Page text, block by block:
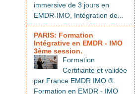
immersive de 3 jours en
EMDR-IMO, Intégration de...
PARIS: Formation
Intégrative en EMDR - IMO
3ème session.
Formation
Certifiante et validée
par France EMDR IMO ®.
Formation en EMDR - IMO